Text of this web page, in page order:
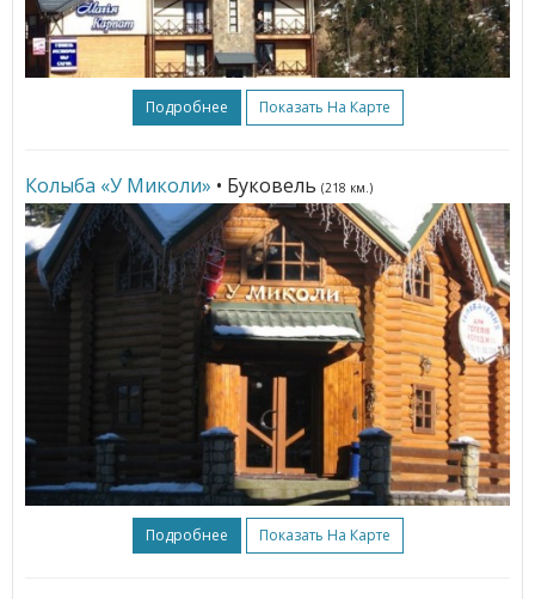
Подробнее Показать На Карте
Колыба «У Миколи» • Буковель (218 км.)
Подробнее Показать На Карте